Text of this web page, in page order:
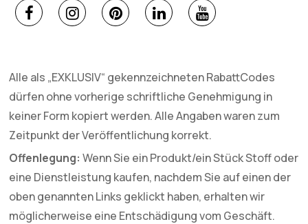
Alle als „EXKLUSIV“ gekennzeichneten RabattCodes
dürfen ohne vorherige schriftliche Genehmigung in
keiner Form kopiert werden. Alle Angaben waren zum
Zeitpunkt der Veröffentlichung korrekt.
Offenlegung: Wenn Sie ein Produkt/ein Stück Stoff oder
eine Dienstleistung kaufen, nachdem Sie auf einen der
oben genannten Links geklickt haben, erhalten wir
möglicherweise eine Entschädigung vom Geschäft.